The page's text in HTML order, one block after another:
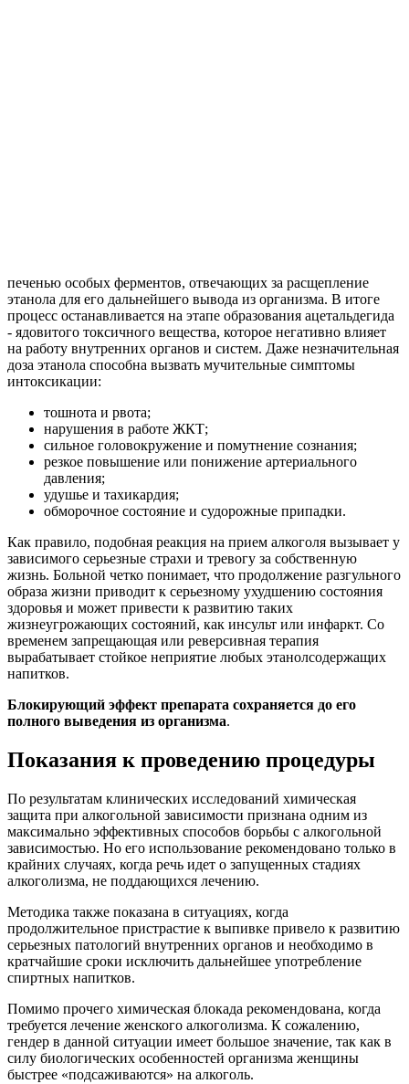
печенью особых ферментов, отвечающих за расщепление
этанола для его дальнейшего вывода из организма. В итоге
процесс останавливается на этапе образования ацетальдегида
- ядовитого токсичного вещества, которое негативно влияет
на работу внутренних органов и систем. Даже незначительная
доза этанола способна вызвать мучительные симптомы
интоксикации:
тошнота и рвота;
нарушения в работе ЖКТ;
сильное головокружение и помутнение сознания;
резкое повышение или понижение артериального
давления;
удушье и тахикардия;
обморочное состояние и судорожные припадки.
Как правило, подобная реакция на прием алкоголя вызывает у
зависимого серьезные страхи и тревогу за собственную
жизнь. Больной четко понимает, что продолжение разгульного
образа жизни приводит к серьезному ухудшению состояния
здоровья и может привести к развитию таких
жизнеугрожающих состояний, как инсульт или инфаркт. Со
временем запрещающая или реверсивная терапия
вырабатывает стойкое неприятие любых этанолсодержащих
напитков.
Блокирующий эффект препарата сохраняется до его
полного выведения из организма.
Показания к проведению процедуры
По результатам клинических исследований химическая
защита при алкогольной зависимости признана одним из
максимально эффективных способов борьбы с алкогольной
зависимостью. Но его использование рекомендовано только в
крайних случаях, когда речь идет о запущенных стадиях
алкоголизма, не поддающихся лечению.
Методика также показана в ситуациях, когда
продолжительное пристрастие к выпивке привело к развитию
серьезных патологий внутренних органов и необходимо в
кратчайшие сроки исключить дальнейшее употребление
спиртных напитков.
Помимо прочего химическая блокада рекомендована, когда
требуется лечение женского алкоголизма. К сожалению,
гендер в данной ситуации имеет большое значение, так как в
силу биологических особенностей организма женщины
быстрее «подсаживаются» на алкоголь.